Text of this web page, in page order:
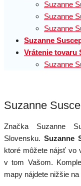
Suzanne
Suzanne
Suzanne
Suzanne
Vrátenie tovaru
Suzanne
Suzanne
Značka Suzanne
Slovensku. Suzanne
ktoré môžete nájsť vo
v tom Vašom.
mapy nájdete nižšie na